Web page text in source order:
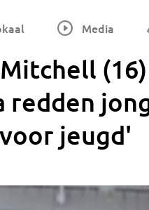
Media
Mitchell
redden
jeugd'